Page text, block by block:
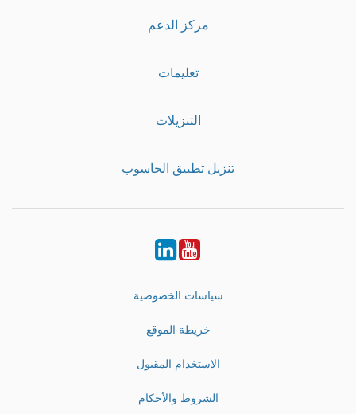
مركز الدعم
تعليمات
التنزيلات
تنزيل تطبيق الحاسوب
Youtube
LinkedIn
سياسات الخصوصية
خريطة الموقع
الاستخدام المقبول
الشروط والأحكام